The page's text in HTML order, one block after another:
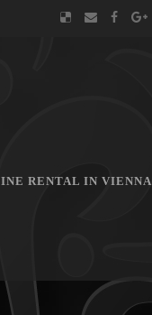
RENTAL IN VIENNA